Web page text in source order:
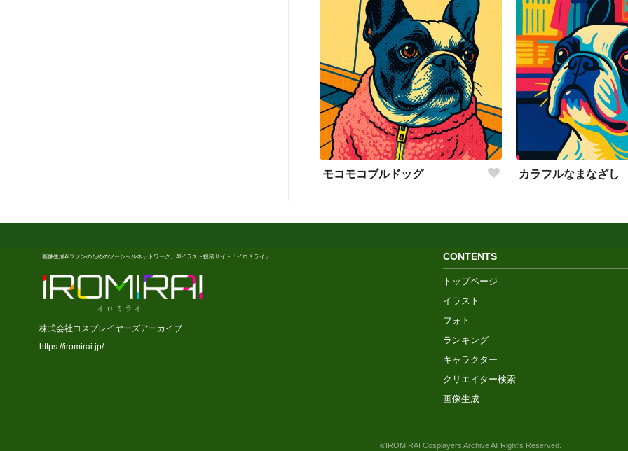
モコモコブルドッグ カラフルなまなざし
画像生成AIファンのためのソーシャルネットワーク、AIイラスト投稿サイト「イロミライ」
株式会社コスプレイヤーズアーカイブ
https://iromirai.jp/
CONTENTS
トップページ
イラスト
フォト
ランキング
キャラクター
クリエイター検索
画像生成
©IROMIRAI Cosplayers Archive All Right's Reserved.